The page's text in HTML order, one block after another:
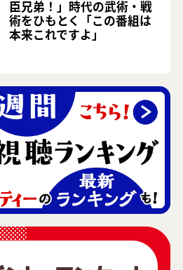
臣兄弟！」時代の武術・戦
術をひもとく「この番組は
本来これですよ」